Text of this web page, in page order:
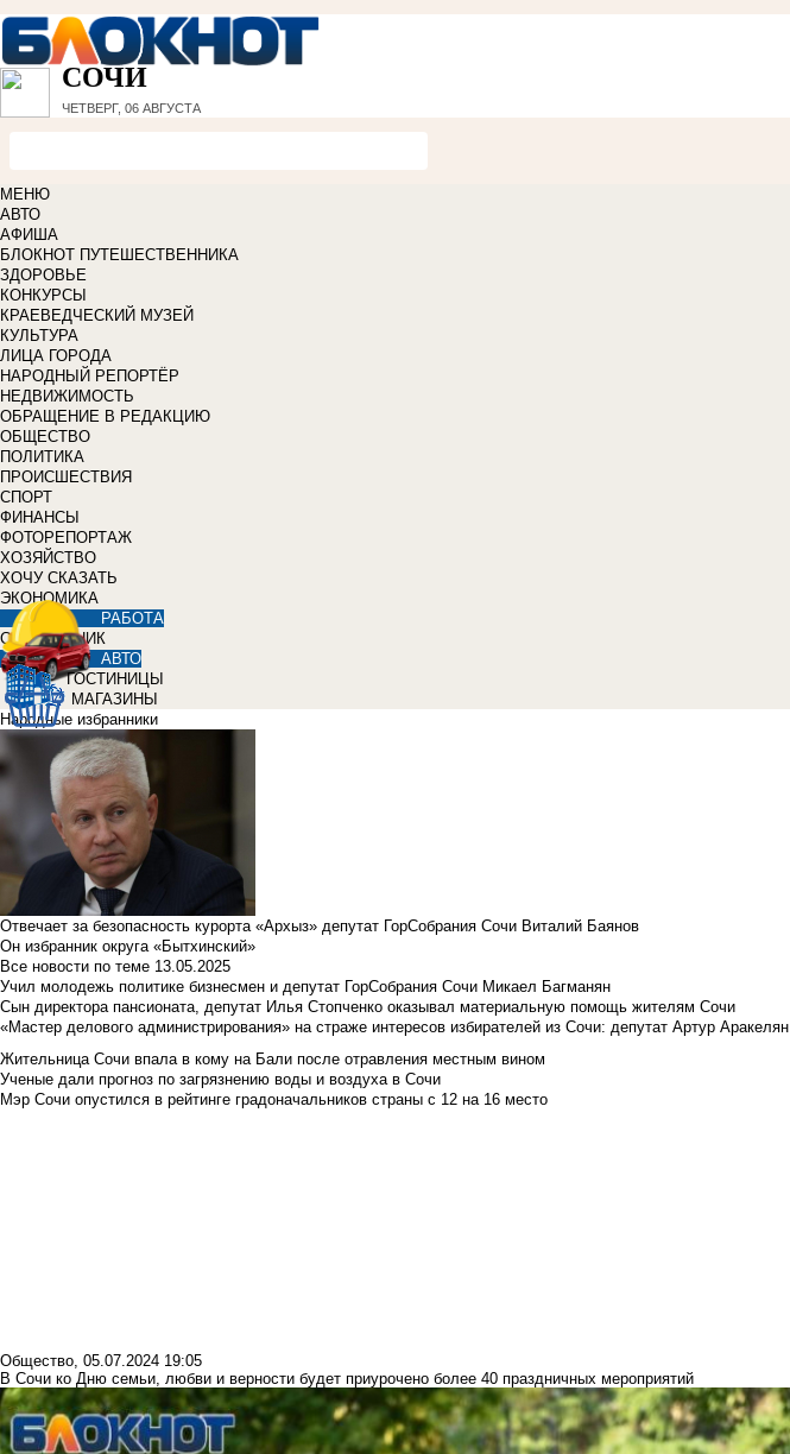
СОЧИ
ЧЕТВЕРГ, 06 АВГУСТА
МЕНЮ
АВТО
АФИША
БЛОКНОТ ПУТЕШЕСТВЕННИКА
ЗДОРОВЬЕ
КОНКУРСЫ
КРАЕВЕДЧЕСКИЙ МУЗЕЙ
КУЛЬТУРА
ЛИЦА ГОРОДА
НАРОДНЫЙ РЕПОРТЁР
НЕДВИЖИМОСТЬ
ОБРАЩЕНИЕ В РЕДАКЦИЮ
ОБЩЕСТВО
ПОЛИТИКА
ПРОИСШЕСТВИЯ
СПОРТ
ФИНАНСЫ
ФОТОРЕПОРТАЖ
ХОЗЯЙСТВО
ХОЧУ СКАЗАТЬ
ЭКОНОМИКА
РАБОТА
СПРАВОЧНИК
АВТО
ГОСТИНИЦЫ
МАГАЗИНЫ
Народные избранники
Отвечает за безопасность курорта «Архыз» депутат ГорСобрания Сочи Виталий Баянов
Он избранник округа «Бытхинский»
Все новости по теме 13.05.2025
Учил молодежь политике бизнесмен и депутат ГорСобрания Сочи Микаел Багманян
Сын директора пансионата, депутат Илья Стопченко оказывал материальную помощь жителям Сочи
«Мастер делового администрирования» на страже интересов избирателей из Сочи: депутат Артур Аракелян
Жительница Сочи впала в кому на Бали после отравления местным вином
Ученые дали прогноз по загрязнению воды и воздуха в Сочи
Мэр Сочи опустился в рейтинге градоначальников страны с 12 на 16 место
Общество, 05.07.2024 19:05
В Сочи ко Дню семьи, любви и верности будет приурочено более 40 праздничных мероприятий